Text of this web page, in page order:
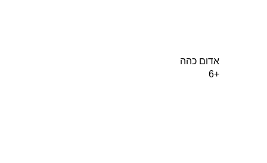
אדום כהה
+6